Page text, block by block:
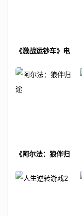
《激战运钞车》电
《阿尔法：狼伴归